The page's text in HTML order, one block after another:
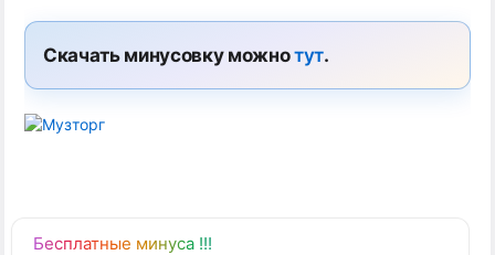
Бесплатные минуса !!!
Скачать минусовку можнотут.